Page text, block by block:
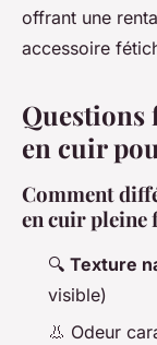
offrant une
accessoire
Questions
en cuir
Comment
en cuir pleine
🔍 Texture
visible)
👃 Odeur